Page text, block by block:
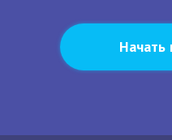
Начать